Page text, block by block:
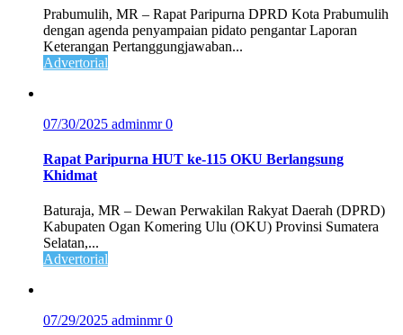
Prabumulih, MR – Rapat Paripurna DPRD Kota Prabumulih
dengan agenda penyampaian pidato pengantar Laporan
Keterangan Pertanggungjawaban...
Advertorial
07/30/2025 adminmr0
Rapat Paripurna HUT ke-115 OKU Berlangsung
Khidmat
Baturaja, MR – Dewan Perwakilan Rakyat Daerah (DPRD)
Kabupaten Ogan Komering Ulu (OKU) Provinsi Sumatera
Selatan,...
Advertorial
07/29/2025 adminmr0